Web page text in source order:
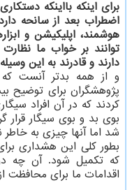
برای اینکه بااینکه
اضطراب بعد از سانحه
هوشمند، اپلیکیشن و
توانند بر خواب ما
دارند و قادرند به این
و از همه بدتر آنست
پژوهشگران برای توضیح
کردند که در آن افراد
بوی بد و بوی سیگار قرار
شد اما آنها چیزی به خاطر
بطور کلی این هشداری
که تکمیل شود. آن چه
اقدامات ما برای محافظت